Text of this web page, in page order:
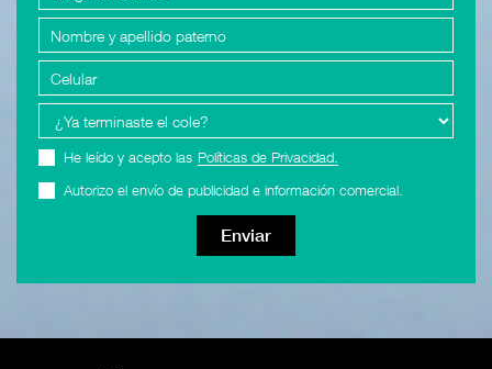
He leído y acepto las Políticas de Privacidad.
Autorizo el envío de publicidad e información comercial.
Enviar